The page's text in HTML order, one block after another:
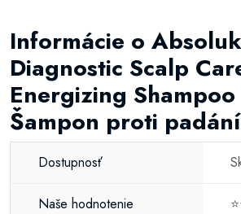
Informácie o Absoluk
Diagnostic Scalp
Energizing
Šampon proti padání
Dostupnosť
Naše hodnotenie